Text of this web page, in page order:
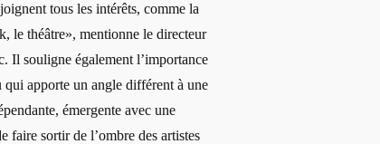
tous les intérêts, comme la
le théâtre», mentionne le directeur
Il souligne également l’importance
apporte un angle différent à une
émergente avec une
faire sortir de l’ombre des artistes